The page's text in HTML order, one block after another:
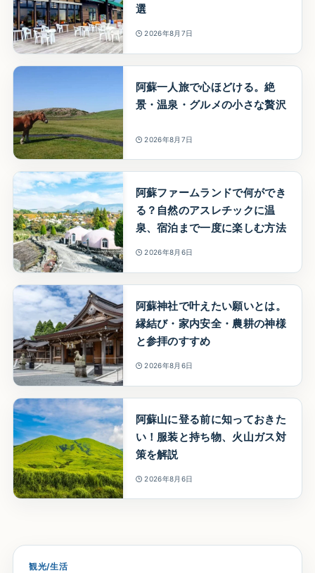
選
2026年8月7日
阿蘇一人旅で心ほどける。絶
景・温泉・グルメの小さな贅沢
2026年8月7日
阿蘇ファームランドで何ができ
る？自然のアスレチックに温
泉、宿泊まで一度に楽しむ方法
2026年8月6日
阿蘇神社で叶えたい願いとは。
縁結び・家内安全・農耕の神様
と参拝のすすめ
2026年8月6日
阿蘇山に登る前に知っておきた
い！服装と持ち物、火山ガス対
策を解説
2026年8月6日
観光/生活